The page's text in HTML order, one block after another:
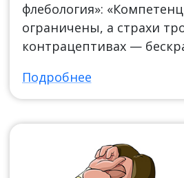
флебология»:
ограничены, а страхи
контрацептивах —
Подробнее